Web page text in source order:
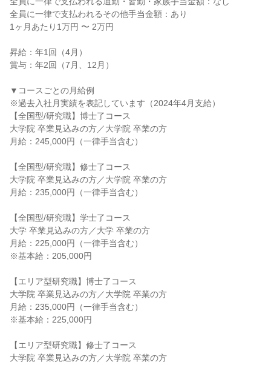
全員に一律で支払われるその他手当金額：あり
1ヶ月あたり1万円 〜 2万円
昇給：年1回（4月）
賞与：年2回（7月、12月）
▼コースごとの月給例
※過去入社月実績を表記しています（2024年4月支給）
【全国型/研究職】博士了コース
大学院 卒業見込みの方／大学院 卒業の方
月給：245,000円（一律手当含む）
【全国型/研究職】修士了コース
大学院 卒業見込みの方／大学院 卒業の方
月給：235,000円（一律手当含む）
【全国型/研究職】学士了コース
大学 卒業見込みの方／大学 卒業の方
月給：225,000円（一律手当含む）
※基本給：205,000円
【エリア型研究職】博士了コース
大学院 卒業見込みの方／大学院 卒業の方
月給：235,000円（一律手当含む）
※基本給：225,000円
【エリア型研究職】修士了コース
大学院 卒業見込みの方／大学院 卒業の方